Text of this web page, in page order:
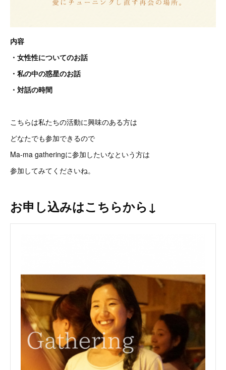
内容
・女性性についてのお話
・私の中の惑星のお話
・対話の時間
こちらは私たちの活動に興味のある方は
どなたでも参加できるので
Ma-ma gatheringに参加したいなという方は
参加してみてくださいね。
お申し込みはこちらから↓